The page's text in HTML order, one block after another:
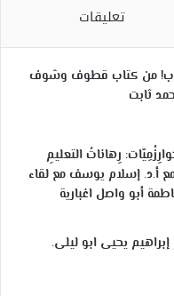
تعليقات
من كتاب قطوف وشوف
ثابت
رِهاناتُ التعليمِ
أ.د. إسلام يوسف مع لقاء
أبو واصل اغبارية
إبراهيم يحيى ابو ليلى.